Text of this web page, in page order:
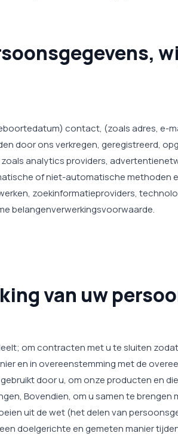
contact, (zoals adres, e-
door ons verkregen, geregistreerd,
analytics providers,
of niet-automatische methoden
zoekinformatieproviders,
belangenverwerkingsvoorwaarde.
van uw
om contracten met u te sluiten
en in overeenstemming met de
door u, om onze producten en
Bovendien, om u samen te
uit de wet (het delen van
doelgerichte en gemeten manier